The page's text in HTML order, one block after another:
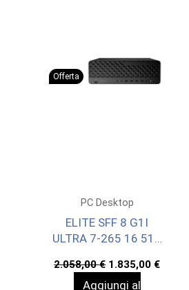
Offerta
PC Desktop
ELITE SFF 8 G1I
ULTRA 7-265 16 512
2.058,00€ Il
prezzo
originale
1.835,00 €Il
prezzo
Aggiungi al